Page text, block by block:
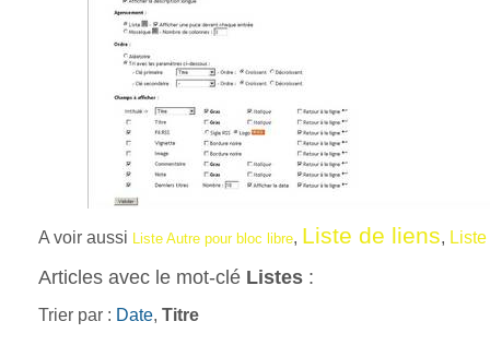
A voir aussi Liste Autre pour bloc libre, Liste de liens,
Articles avec le mot-clé Listes :
Trier par : Date, Titre